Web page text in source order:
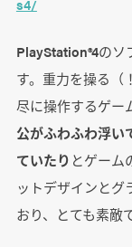
s4/
PlayStation®4のソ
す。重力を操る（
尽に操作するゲー
公がふわふわ浮い
ていたり とゲーム
ットデザインとグ
おり、とても素敵